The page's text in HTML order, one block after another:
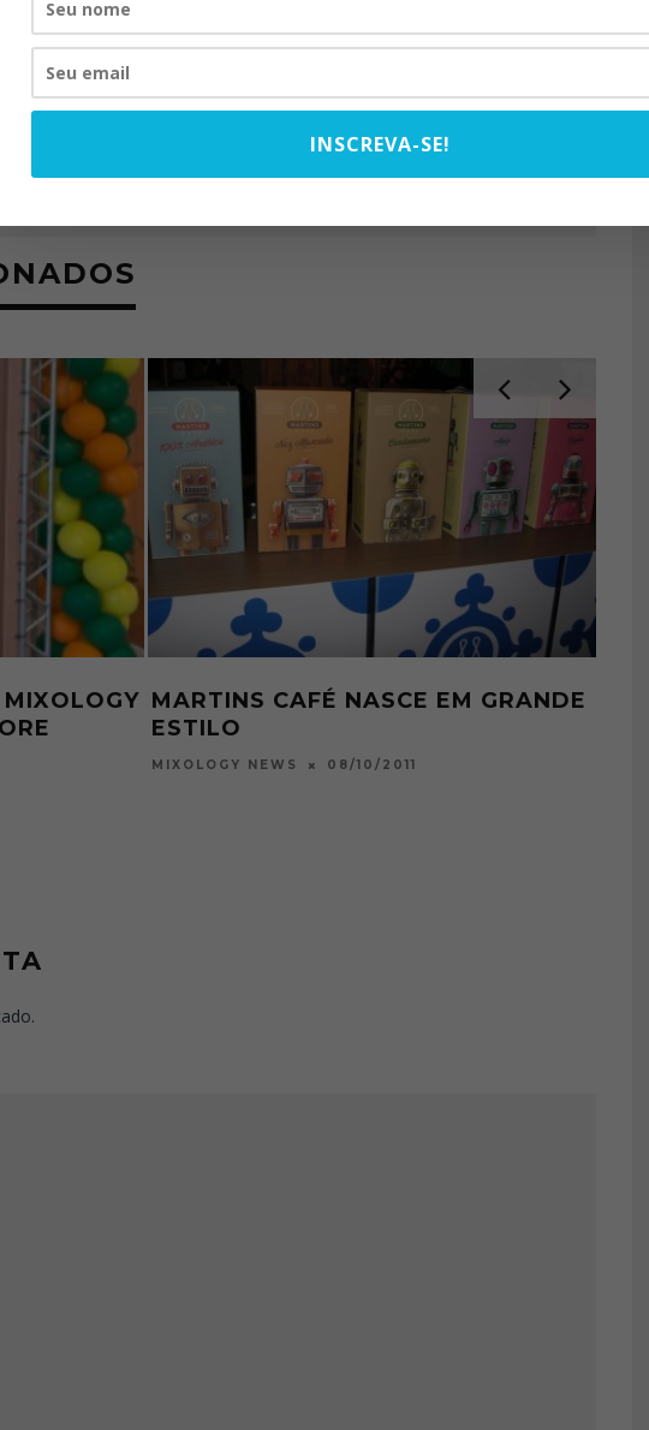
ferramenta eficaz para quem quer saber exatamente o que beber,
beber e para que beber. Compartilhamos aqui nossos gostos,
visitas, alegrias e tristezas. Sempre geramos conteúdo exclusivo,
próprio, quase sempre crítico e de vez em quando crica.
MARTINS CAFÉ NASCE EM GRANDE
ESTILO
MIXOLOGY NEWS 08/10/2011
RAND BARTENDER: DE BOA
VISTA PARA O MUNDO
INSCREVA-SE!